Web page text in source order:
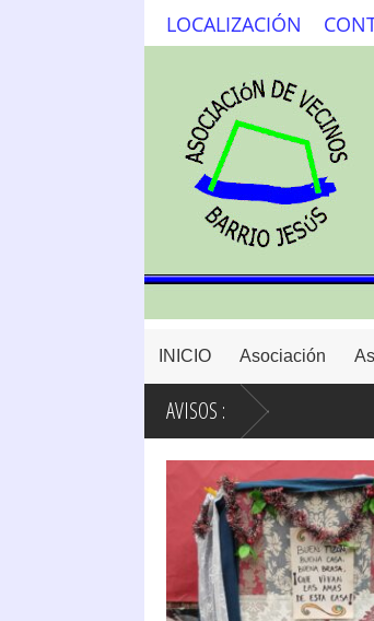
LOCALIZACIÓN
INICIO Asociación
AVISOS :